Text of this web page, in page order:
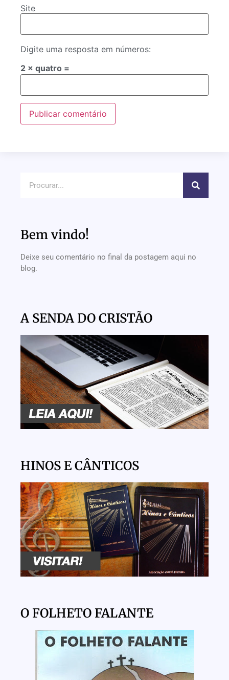
Site
Digite uma resposta em números:
2 × quatro =
Bem vindo!
Deixe seu comentário no final da postagem aqui no
blog.
A SENDA DO CRISTÃO
HINOS E CÂNTICOS
O FOLHETO FALANTE